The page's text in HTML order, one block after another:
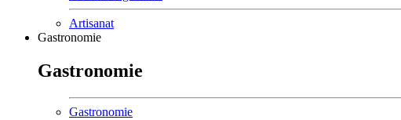
Artisanat
Gastronomie
Gastronomie
Gastronomie